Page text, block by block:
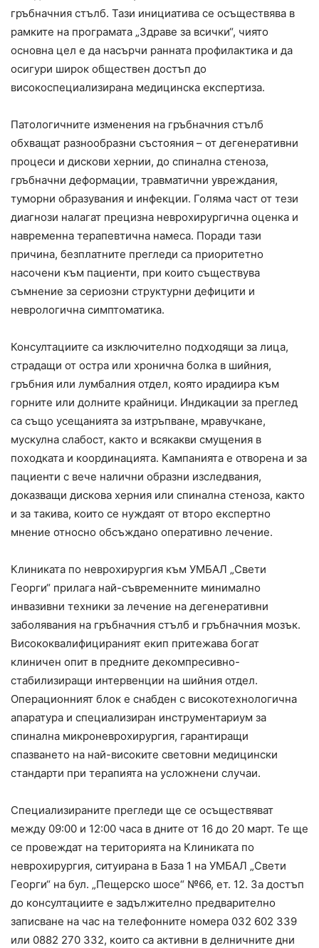
гръбначния стълб. Тази инициатива се осъществява в
рамките на програмата „Здраве за всички“, чиято
основна цел е да насърчи ранната профилактика и да
осигури широк обществен достъп до
високоспециализирана медицинска експертиза.
Патологичните изменения на гръбначния стълб
обхващат разнообразни състояния – от дегенеративни
процеси и дискови хернии, до спинална стеноза,
гръбначни деформации, травматични увреждания,
туморни образувания и инфекции. Голяма част от тези
диагнози налагат прецизна неврохирургична оценка и
навременна терапевтична намеса. Поради тази
причина, безплатните прегледи са приоритетно
насочени към пациенти, при които съществува
съмнение за сериозни структурни дефицити и
неврологична симптоматика.
Консултациите са изключително подходящи за лица,
страдащи от остра или хронична болка в шийния,
гръбния или лумбалния отдел, която ирадиира към
горните или долните крайници. Индикации за преглед
са също усещанията за изтръпване, мравучкане,
мускулна слабост, както и всякакви смущения в
походката и координацията. Кампанията е отворена и за
пациенти с вече налични образни изследвания,
доказващи дискова херния или спинална стеноза, както
и за такива, които се нуждаят от второ експертно
мнение относно обсъждано оперативно лечение.
Клиниката по неврохирургия към УМБАЛ „Свети
Георги“ прилага най-съвременните минимално
инвазивни техники за лечение на дегенеративни
заболявания на гръбначния стълб и гръбначния мозък.
Висококвалифицираният екип притежава богат
клиничен опит в предните декомпресивно-
стабилизиращи интервенции на шийния отдел.
Операционният блок е снабден с високотехнологична
апаратура и специализиран инструментариум за
спинална микроневрохирургия, гарантиращи
спазването на най-високите световни медицински
стандарти при терапията на усложнени случаи.
Специализираните прегледи ще се осъществяват
между 09:00 и 12:00 часа в дните от 16 до 20 март. Те ще
се провеждат на територията на Клиниката по
неврохирургия, ситуирана в База 1 на УМБАЛ „Свети
Георги“ на бул. „Пещерско шосе“ №66, ет. 12. За достъп
до консултациите е задължително предварително
записване на час на телефонните номера 032 602 339
или 0882 270 332, които са активни в делничните дни